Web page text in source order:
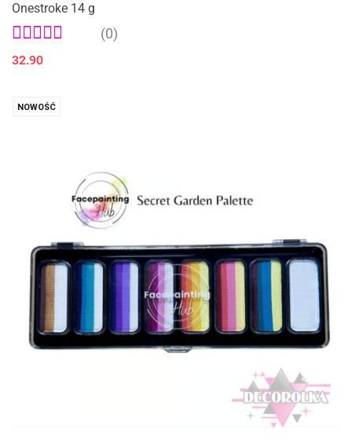
Onestroke 14 g
(0)
32.90
NOWOŚĆ